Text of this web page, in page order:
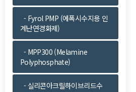
- Fyrol PMP (에폭시수지용 인
계난연경화제)
- MPP300 (Melamine
Polyphosphate)
- 실리콘아크릴하이브리드수